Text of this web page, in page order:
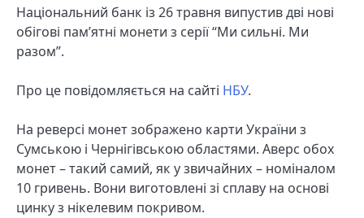
Національний банк із 26 травня випустив дві нові
обігові пам’ятні монети з серії “Ми сильні. Ми
разом”.
Про це повідомляється на сайті НБУ.
На реверсі монет зображено карти України з
Сумською і Чернігівською областями. Аверс обох
монет – такий самий, як у звичайних – номіналом
10 гривень. Вони виготовлені зі сплаву на основі
цинку з нікелевим покривом.